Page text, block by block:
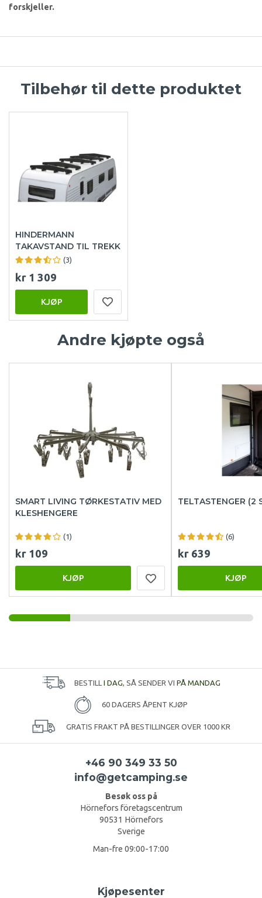
forskjeller.
Tilbehør til dette produktet
HINDERMANN
TAKAVSTAND TIL TREKK
(3)
kr 1 309
KJØP
Andre kjøpte også
SMART LIVING TØRKESTATIV MED
KLESHENGERE
(1)
kr 109
KJØP
TELTASTENGER (2
(6)
kr 639
KJØP
BESTILL I DAG, SÅ SENDER VI PÅ MANDAG
60 DAGERS ÅPENT KJØP
GRATIS FRAKT PÅ BESTILLINGER OVER 1000 KR
+46 90 349 33 50
info@getcamping.se
Besøk oss på
Hörnefors företagscentrum
90531 Hörnefors
Sverige
Man-fre 09:00-17:00
Kjøpesenter